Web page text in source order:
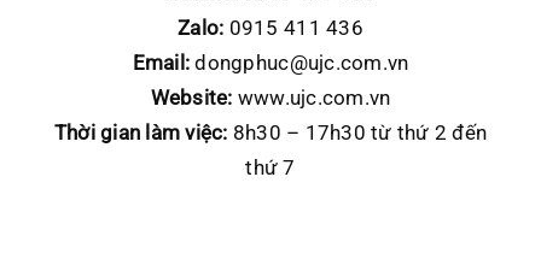
Zalo: 0915 411 436
Email: dongphuc@ujc.com.vn
Website: www.ujc.com.vn
Thời gian làm việc: 8h30 – 17h30 từ thứ 2 đến
thứ 7